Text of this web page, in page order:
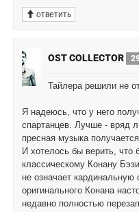
ответить
OST COLLECTOR
Тайлера решили не
Я надеюсь, что у него
спартанцев. Лучше - вряд
пресная музыка
И хотелось бы верить, что
классическому Конану
не означает
оригинального Конана
недавно полностью